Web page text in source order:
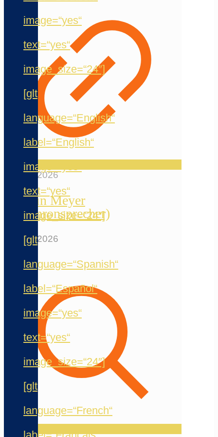
image=“yes“
text=“yes“
image_size=“24″]
[glt
language=“English“
label=“English“
image=“yes“
text=“yes“
image_size=“24″]
[glt
language=“Spanish“
label=“Español“
image=“yes“
text=“yes“
image_size=“24″]
[glt
language=“French“
20. Mai 2026
Jermain Meyer
(Synchronsprecher)
12. Mai 2026